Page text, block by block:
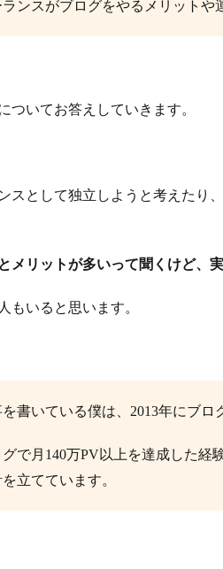
ランスがブログをやるメリットや
ついてお答えしていきます。
スとして独立しようと考えたり
メリットが多いって聞くけど、
もいると思います。
書いている僕は、2013年にブロ
で月140万PV以上を達成した経
立てています。